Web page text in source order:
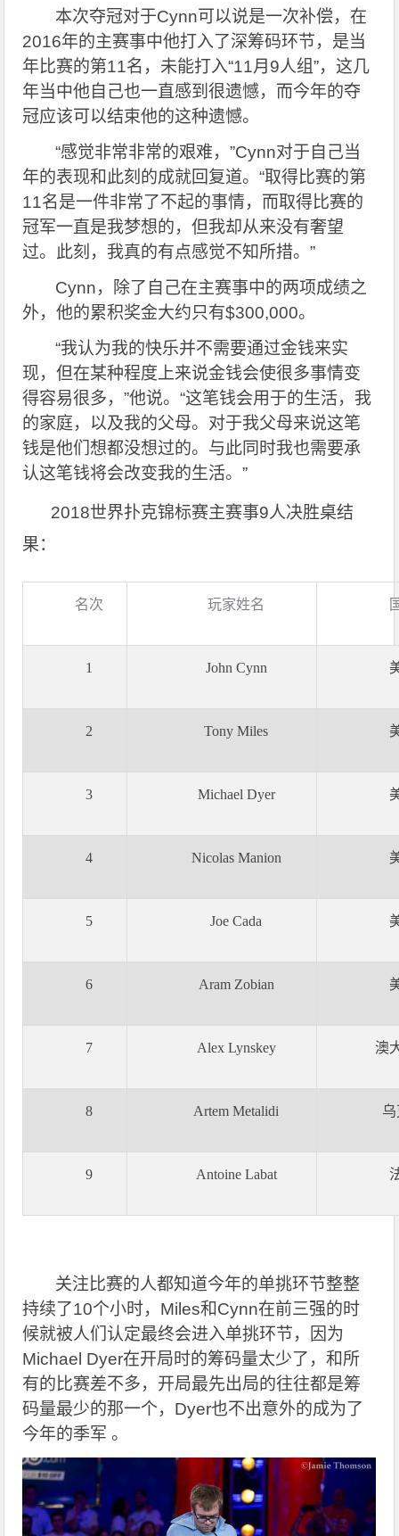
本次夺冠对于Cynn可以说是一次补偿，在
2016年的主赛事中他打入了深筹码环节，是当
年比赛的第11名，未能打入“11月9人组”，这几
年当中他自己也一直感到很遗憾，而今年的夺
冠应该可以结束他的这种遗憾。
“感觉非常非常的艰难，”Cynn对于自己当
年的表现和此刻的成就回复道。“取得比赛的第
11名是一件非常了不起的事情，而取得比赛的
冠军一直是我梦想的，但我却从来没有奢望
过。此刻，我真的有点感觉不知所措。”
Cynn，除了自己在主赛事中的两项成绩之
外，他的累积奖金大约只有$300,000。
“我认为我的快乐并不需要通过金钱来实
现，但在某种程度上来说金钱会使很多事情变
得容易很多，”他说。“这笔钱会用于的生活，我
的家庭，以及我的父母。对于我父母来说这笔
钱是他们想都没想过的。与此同时我也需要承
认这笔钱将会改变我的生活。”
2018世界扑克锦标赛主赛事9人决胜桌结
果：
名次 玩家姓名
1 John Cynn
2 Tony Miles
3 Michael Dyer
4 Nicolas Manion
5 Joe Cada
6 Aram Zobian
7 Alex Lynskey 澳
8 Artem Metalidi
9 Antoine Labat
关注比赛的人都知道今年的单挑环节整整
持续了10个小时，Miles和Cynn在前三强的时
候就被人们认定最终会进入单挑环节，因为
Michael Dyer在开局时的筹码量太少了，和所
有的比赛差不多，开局最先出局的往往都是筹
码量最少的那一个，Dyer也不出意外的成为了
今年的季军 。